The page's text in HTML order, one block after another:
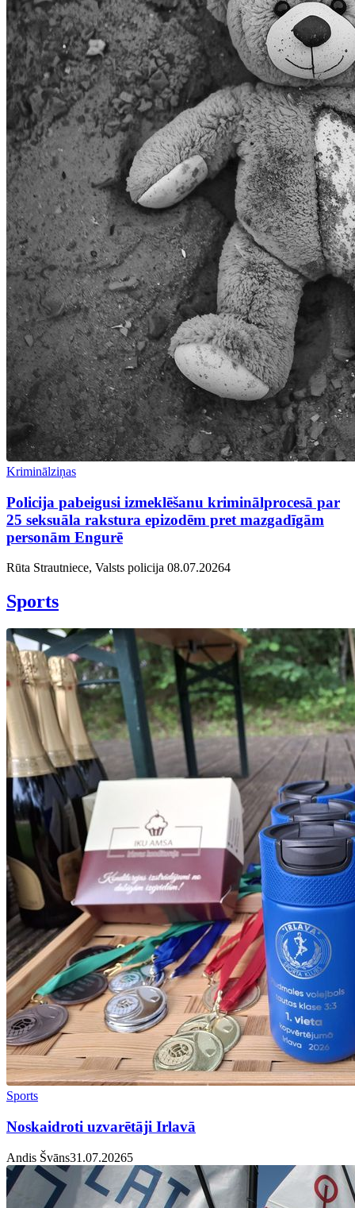
Kriminālziņas
Policija pabeigusi izmeklēšanu kriminālprocesā par
25 seksuāla rakstura epizodēm pret mazgadīgām
personām Engurē
Rūta Strautniece, Valsts policija 08.07.20264
Sports
Sports
Noskaidroti uzvarētāji Irlavā
Andis Švāns31.07.20265